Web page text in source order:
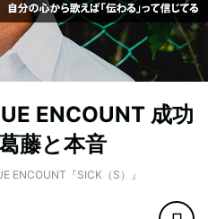
ENCOUNT 成功
藤と本音
ENCOUNT『SICK（S）』